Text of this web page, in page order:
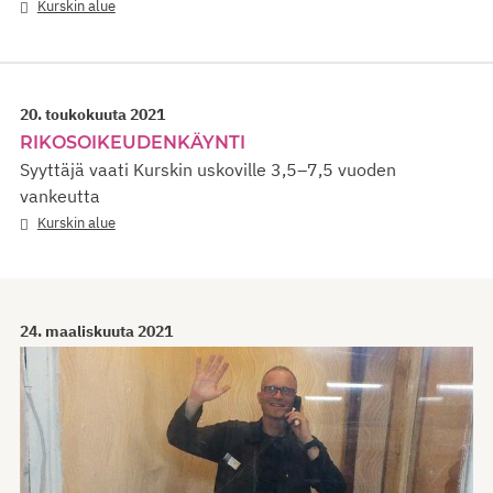
Kurskin alue
20. toukokuuta 2021
RIKOSOIKEUDENKÄYNTI
Syyttäjä vaati Kurskin uskoville 3,5–7,5 vuoden
vankeutta
Kurskin alue
24. maaliskuuta 2021